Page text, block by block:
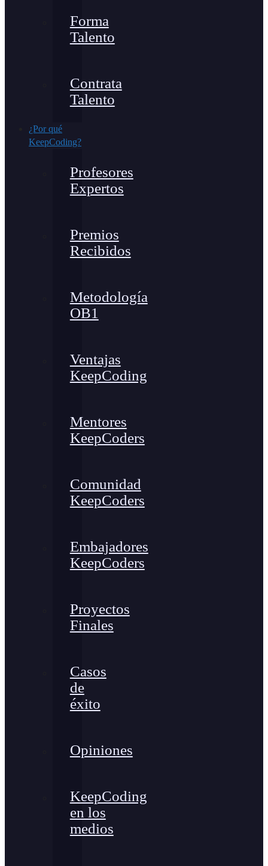
Forma
Talento
Contrata
Talento
¿Por qué
KeepCoding?
Profesores
Expertos
Premios
Recibidos
Metodología
OB1
Ventajas
KeepCoding
Mentores
KeepCoders
Comunidad
KeepCoders
Embajadores
KeepCoders
Proyectos
Finales
Casos
de
éxito
Opiniones
KeepCoding
en los
medios